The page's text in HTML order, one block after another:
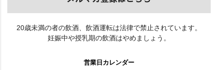
20歳未満の者の飲酒、飲酒運転は法律で禁止されています。
妊娠中や授乳期の飲酒はやめましょう。
営業日カレンダー